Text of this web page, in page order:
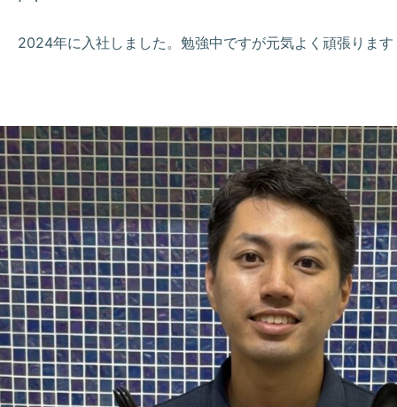
2024年に入社しました。勉強中ですが元気よく頑張ります